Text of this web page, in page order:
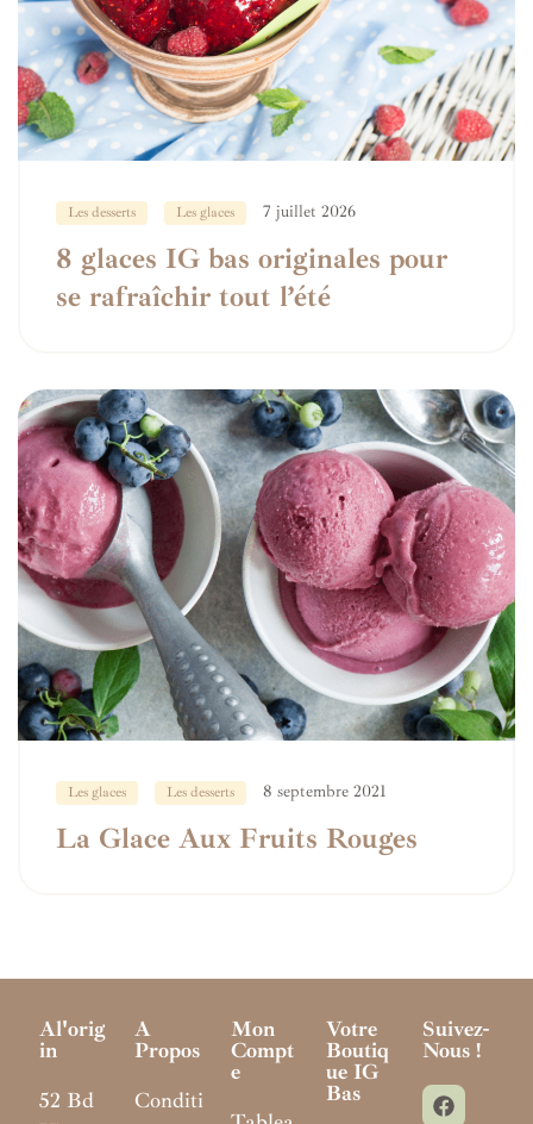
Les desserts Les glaces 7 juillet 2026
8 glaces IG bas originales pour
se rafraîchir tout l’été
Les glaces Les desserts 8 septembre 2021
La Glace Aux Fruits Rouges
Al'orig
In
52 Bd
A
Propos
Conditi
Mon
Compt
E
Votre
Boutiq
Ue IG
Bas
Suivez-
Nous !